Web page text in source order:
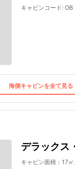
キャビンコード: OB
海側キャビンを全て見
デラックス
キャビン面積：17